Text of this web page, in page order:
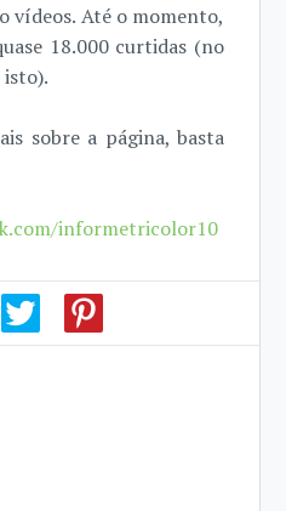
vídeos. Até o momento,
18.000 curtidas (no
sobre a página, basta
informetricolor10